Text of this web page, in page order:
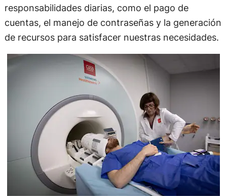
responsabilidades diarias, como el pago de
cuentas, el manejo de contraseñas y la generación
de recursos para satisfacer nuestras necesidades.